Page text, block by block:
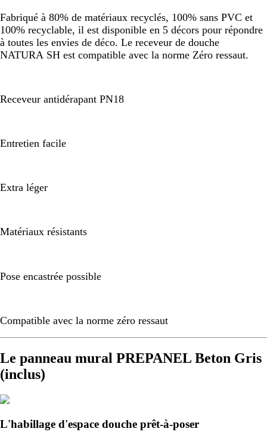
Fabriqué à 80% de matériaux recyclés, 100% sans PVC et
100% recyclable, il est disponible en 5 décors pour répondre
à toutes les envies de déco. Le receveur de douche
NATURA SH est compatible avec la norme Zéro ressaut.
Receveur antidérapant PN18
Entretien facile
Extra léger
Matériaux résistants
Pose encastrée possible
Compatible avec la norme zéro ressaut
Le panneau mural PREPANEL Beton Gris
(inclus)
L'habillage d'espace douche prêt-à-poser